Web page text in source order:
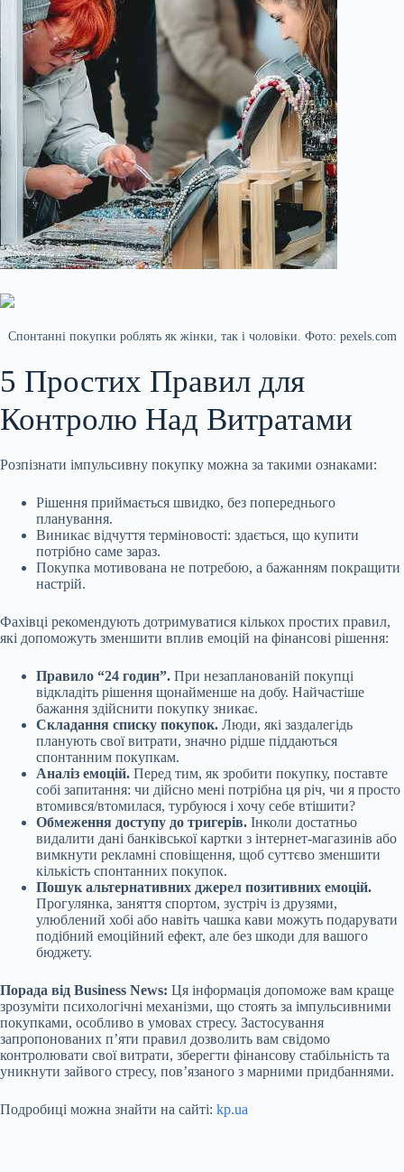
Спонтанні покупки роблять як жінки, так і чоловіки. Фото: pexels.com
5 Простих Правил для
Контролю Над Витратами
Розпізнати імпульсивну покупку можна за такими ознаками:
Рішення приймається швидко, без попереднього
планування.
Виникає відчуття терміновості: здається, що купити
потрібно саме зараз.
Покупка мотивована не потребою, а бажанням покращити
настрій.
Фахівці рекомендують дотримуватися кількох простих правил,
які допоможуть зменшити вплив емоцій на фінансові рішення:
Правило “24 годин”. При незапланованій покупці
відкладіть рішення щонайменше на добу. Найчастіше
бажання здійснити покупку зникає.
Складання списку покупок. Люди, які заздалегідь
планують свої витрати, значно рідше піддаються
спонтанним покупкам.
Аналіз емоцій. Перед тим, як зробити покупку, поставте
собі запитання: чи дійсно мені потрібна ця річ, чи я просто
втомився/втомилася, турбуюся і хочу себе втішити?
Обмеження доступу до тригерів. Інколи достатньо
видалити дані банківської картки з інтернет-магазинів або
вимкнути рекламні сповіщення, щоб суттєво зменшити
кількість спонтанних покупок.
Пошук альтернативних джерел позитивних емоцій.
Прогулянка, заняття спортом, зустріч із друзями,
улюблений хобі або навіть чашка кави можуть подарувати
подібний емоційний ефект, але без шкоди для вашого
бюджету.
Порада від Business News: Ця інформація допоможе вам краще
зрозуміти психологічні механізми, що стоять за імпульсивними
покупками, особливо в умовах стресу. Застосування
запропонованих п’яти правил дозволить вам свідомо
контролювати свої витрати, зберегти фінансову стабільність та
уникнути зайвого стресу, пов’язаного з марними придбаннями.
Подробиці можна знайти на сайті: kp.ua